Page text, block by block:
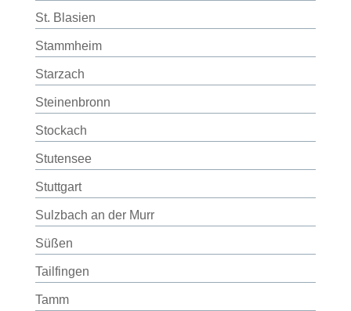
St. Blasien
Stammheim
Starzach
Steinenbronn
Stockach
Stutensee
Stuttgart
Sulzbach an der Murr
Süßen
Tailfingen
Tamm